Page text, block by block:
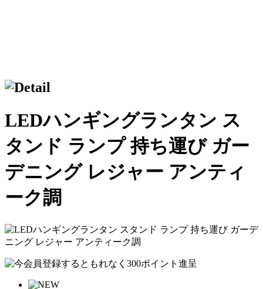
LEDハンギングランタン ス
タンド ランプ 持ち運び ガー
デニング レジャー アンティ
ーク調